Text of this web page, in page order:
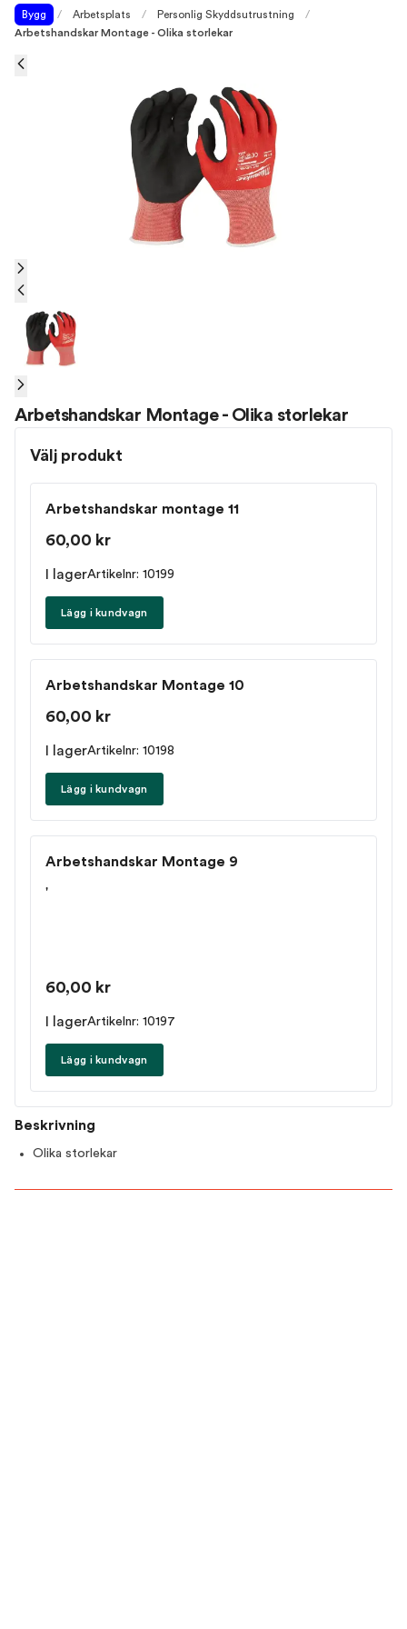
Bygg / Arbetsplats / Personlig Skyddsutrustning
/
Arbetshandskar Montage - Olika storlekar
Arbetshandskar Montage - Olika storlekar
Välj produkt
Arbetshandskar montage 11
60,00 kr
I lagerArtikelnr: 10199
Lägg i kundvagn
Arbetshandskar Montage 10
60,00 kr
I lagerArtikelnr: 10198
Lägg i kundvagn
Arbetshandskar Montage 9
'
60,00 kr
I lagerArtikelnr: 10197
Lägg i kundvagn
Beskrivning
Olika storlekar